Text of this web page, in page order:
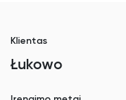
Klientas
Łukowo